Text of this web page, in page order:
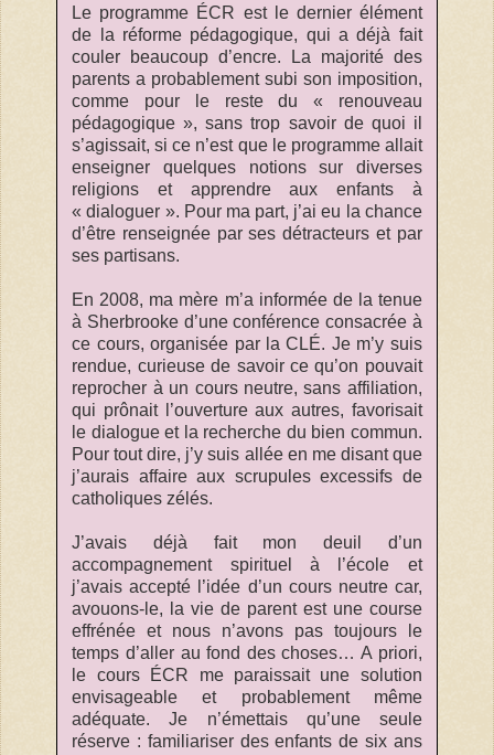
Le programme ÉCR est le dernier élément
de la réforme pédagogique, qui a déjà fait
couler beaucoup d’encre. La majorité des
parents a probablement subi son imposition,
comme pour le reste du « renouveau
pédagogique », sans trop savoir de quoi il
s’agissait, si ce n’est que le programme allait
enseigner quelques notions sur diverses
religions et apprendre aux enfants à
« dialoguer ». Pour ma part, j’ai eu la chance
d’être renseignée par ses détracteurs et par
ses partisans.
En 2008, ma mère m’a informée de la tenue
à Sherbrooke d’une conférence consacrée à
ce cours, organisée par la CLÉ. Je m’y suis
rendue, curieuse de savoir ce qu’on pouvait
reprocher à un cours neutre, sans affiliation,
qui prônait l’ouverture aux autres, favorisait
le dialogue et la recherche du bien commun.
Pour tout dire, j’y suis allée en me disant que
j’aurais affaire aux scrupules excessifs de
catholiques zélés.
J’avais déjà fait mon deuil d’un
accompagnement spirituel à l’école et
j’avais accepté l’idée d’un cours neutre car,
avouons-le, la vie de parent est une course
effrénée et nous n’avons pas toujours le
temps d’aller au fond des choses… A priori,
le cours ÉCR me paraissait une solution
envisageable et probablement même
adéquate. Je n’émettais qu’une seule
réserve : familiariser des enfants de six ans